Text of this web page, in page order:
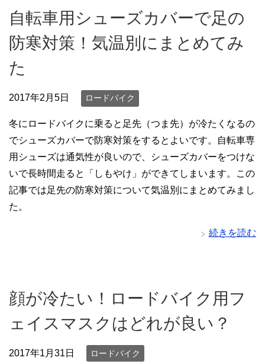
自転車用シューズカバーで足の
防寒対策！気温別にまとめてみ
た
2017年2月5日 ロードバイク
冬にロードバイクに乗ると足先（つま先）が冷たくなるの
でシューズカバーで防寒対策をするとよいです。自転車専
用シューズは通気性が良いので、シューズカバーをつけな
いで長時間走ると「しもやけ」ができてしまいます。この
記事では足先の防寒対策について気温別にまとめてみまし
た。
続きを読む
顔が冷たい！ロードバイク用フ
ェイスマスクはどれが良い？
2017年1月31日 ロードバイク